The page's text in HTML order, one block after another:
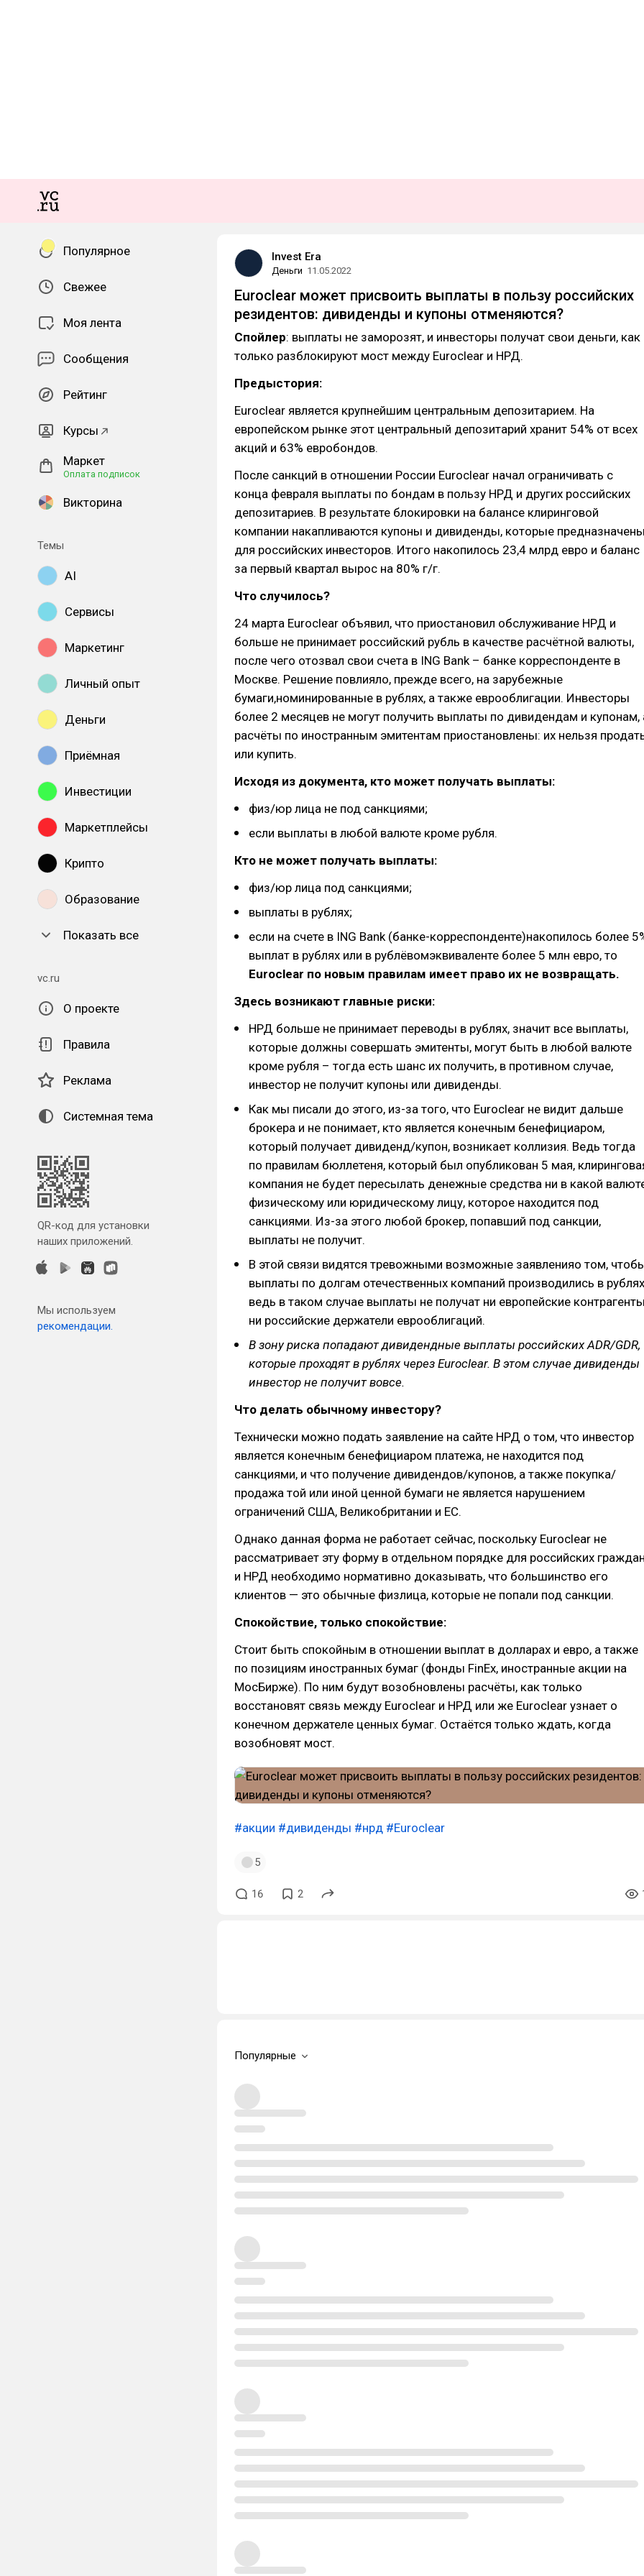
Популярное
Свежее
Моя лента
Сообщения
Рейтинг
Курсы
Маркет
Оплата подписок
Викторина
Темы
AI
Сервисы
Маркетинг
Личный опыт
Деньги
Приёмная
Инвестиции
Маркетплейсы
Крипто
Образование
Показать все
vc.ru
О проекте
Правила
Реклама
Системная тема
QR-код для установки
наших приложений.
Мы используем
рекомендации.
Invest Era
Деньги 11.05.2022
Euroclear может присвоить выплаты в пользу российских
резидентов: дивиденды и купоны отменяются?
Спойлер: выплаты не заморозят, и инвесторы получат свои деньги, как
только разблокируют мост между Euroclear и НРД.
Предыстория:
Euroclear является крупнейшим центральным депозитарием. На
европейском рынке этот центральный депозитарий хранит 54% от всех
акций и 63% евробондов.
После санкций в отношении России Euroclear начал ограничивать с
конца февраля выплаты по бондам в пользу НРД и других российских
депозитариев. В результате блокировки на балансе клиринговой
компании накапливаются купоны и дивиденды, которые
для российских инвесторов. Итого накопилось 23,4 млрд евро и баланс
за первый квартал вырос на 80% г/г.
Что случилось?
24 марта Euroclear объявил, что приостановил обслуживание НРД и
больше не принимает российский рубль в качестве расчётной валюты,
после чего отозвал свои счета в ING Bank – банке корреспонденте в
Москве. Решение повлияло, прежде всего, на зарубежные
бумаги,номинированные в рублях, а также еврооблигации. Инвесторы
более 2 месяцев не могут получить выплаты по дивидендам и купонам,
расчёты по иностранным эмитентам приостановлены: их нельзя
или купить.
Исходя из документа, кто может получать выплаты:
физ/юр лица не под санкциями;
если выплаты в любой валюте кроме рубля.
Кто не может получать выплаты:
физ/юр лица под санкциями;
выплаты в рублях;
если на счете в ING Bank (банке-корреспонденте)накопилось более
выплат в рублях или в рублёвомэквиваленте более 5 млн евро, то
Euroclear по новым правилам имеет право их не возвращать.
Здесь возникают главные риски:
НРД больше не принимает переводы в рублях, значит все выплаты,
которые должны совершать эмитенты, могут быть в любой валюте
кроме рубля – тогда есть шанс их получить, в противном случае,
инвестор не получит купоны или дивиденды.
Как мы писали до этого, из-за того, что Euroclear не видит дальше
брокера и не понимает, кто является конечным бенефициаром,
который получает дивиденд/купон, возникает коллизия. Ведь тогда
по правилам бюллетеня, который был опубликован 5 мая,
компания не будет пересылать денежные средства ни в какой
физическому или юридическому лицу, которое находится под
санкциями. Из-за этого любой брокер, попавший под санкции,
выплаты не получит.
В этой связи видятся тревожными возможные заявленияо том,
выплаты по долгам отечественных компаний производились в
ведь в таком случае выплаты не получат ни европейские
ни российские держатели еврооблигаций.
В зону риска попадают дивидендные выплаты российских ADR/GDR,
которые проходят в рублях через Euroclear. В этом случае дивиденды
инвестор не получит вовсе.
Что делать обычному инвестору?
Технически можно подать заявление на сайте НРД о том, что инвестор
является конечным бенефициаром платежа, не находится под
санкциями, и что получение дивидендов/купонов, а также покупка/
продажа той или иной ценной бумаги не является нарушением
ограничений США, Великобритании и ЕС.
Однако данная форма не работает сейчас, поскольку Euroclear не
рассматривает эту форму в отдельном порядке для российских
и НРД необходимо нормативно доказывать, что большинство его
клиентов — это обычные физлица, которые не попали под санкции.
Спокойствие, только спокойствие:
Стоит быть спокойным в отношении выплат в долларах и евро, а также
по позициям иностранных бумаг (фонды FinEx, иностранные акции на
МосБирже). По ним будут возобновлены расчёты, как только
восстановят связь между Euroclear и НРД или же Euroclear узнает о
конечном держателе ценных бумаг. Остаётся только ждать, когда
возобновят мост.
#акции #дивиденды #нрд #Euroclear
5
16 2
Популярные